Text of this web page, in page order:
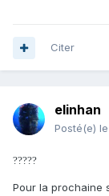
Citer
elinhan
Posté(e)
?????
Pour la prochaine